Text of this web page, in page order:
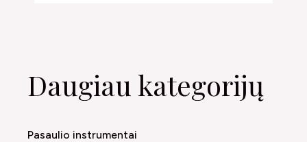
Daugiau kategorijų
Pasaulio instrumentai